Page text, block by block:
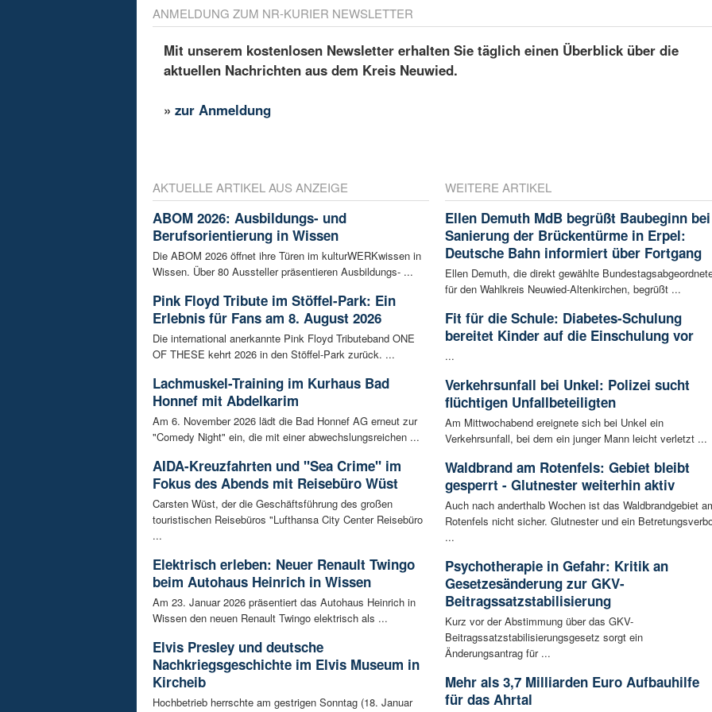
ANMELDUNG ZUM NR-KURIER NEWSLETTER
Mit unserem kostenlosen Newsletter erhalten Sie täglich einen Überblick über die
aktuellen Nachrichten aus dem Kreis Neuwied.
»zur Anmeldung
AKTUELLE ARTIKEL AUS ANZEIGE
ABOM 2026: Ausbildungs- und
Berufsorientierung in Wissen
Die ABOM 2026 öffnet ihre Türen im kulturWERKwissen in
Wissen. Über 80 Aussteller präsentieren Ausbildungs- ...
Pink Floyd Tribute im Stöffel-Park: Ein
Erlebnis für Fans am 8. August 2026
Die international anerkannte Pink Floyd Tributeband ONE
OF THESE kehrt 2026 in den Stöffel-Park zurück. ...
Lachmuskel-Training im Kurhaus Bad
Honnef mit Abdelkarim
Am 6. November 2026 lädt die Bad Honnef AG erneut zur
"Comedy Night" ein, die mit einer abwechslungsreichen ...
AIDA-Kreuzfahrten und "Sea Crime" im
Fokus des Abends mit Reisebüro Wüst
Carsten Wüst, der die Geschäftsführung des großen
touristischen Reisebüros "Lufthansa City Center Reisebüro
...
Elektrisch erleben: Neuer Renault Twingo
beim Autohaus Heinrich in Wissen
Am 23. Januar 2026 präsentiert das Autohaus Heinrich in
Wissen den neuen Renault Twingo elektrisch als ...
Elvis Presley und deutsche
Nachkriegsgeschichte im Elvis Museum in
Kircheib
Hochbetrieb herrschte am gestrigen Sonntag (18. Januar
WEITERE ARTIKEL
Ellen Demuth MdB begrüßt Baubeginn bei
Sanierung der Brückentürme in Erpel:
Deutsche Bahn informiert über Fortgang
Ellen Demuth, die direkt gewählte
für den Wahlkreis Neuwied-Altenkirchen, begrüßt ...
Fit für die Schule: Diabetes-Schulung
bereitet Kinder auf die Einschulung vor
...
Verkehrsunfall bei Unkel: Polizei sucht
flüchtigen Unfallbeteiligten
Am Mittwochabend ereignete sich bei Unkel ein
Verkehrsunfall, bei dem ein junger Mann leicht verletzt ...
Waldbrand am Rotenfels: Gebiet bleibt
gesperrt - Glutnester weiterhin aktiv
Auch nach anderthalb Wochen ist das Waldbrandgebiet
Rotenfels nicht sicher. Glutnester und ein
...
Psychotherapie in Gefahr: Kritik an
Gesetzesänderung zur GKV-
Beitragssatzstabilisierung
Kurz vor der Abstimmung über das GKV-
Beitragssatzstabilisierungsgesetz sorgt ein
Änderungsantrag für ...
Mehr als 3,7 Milliarden Euro Aufbauhilfe
für das Ahrtal